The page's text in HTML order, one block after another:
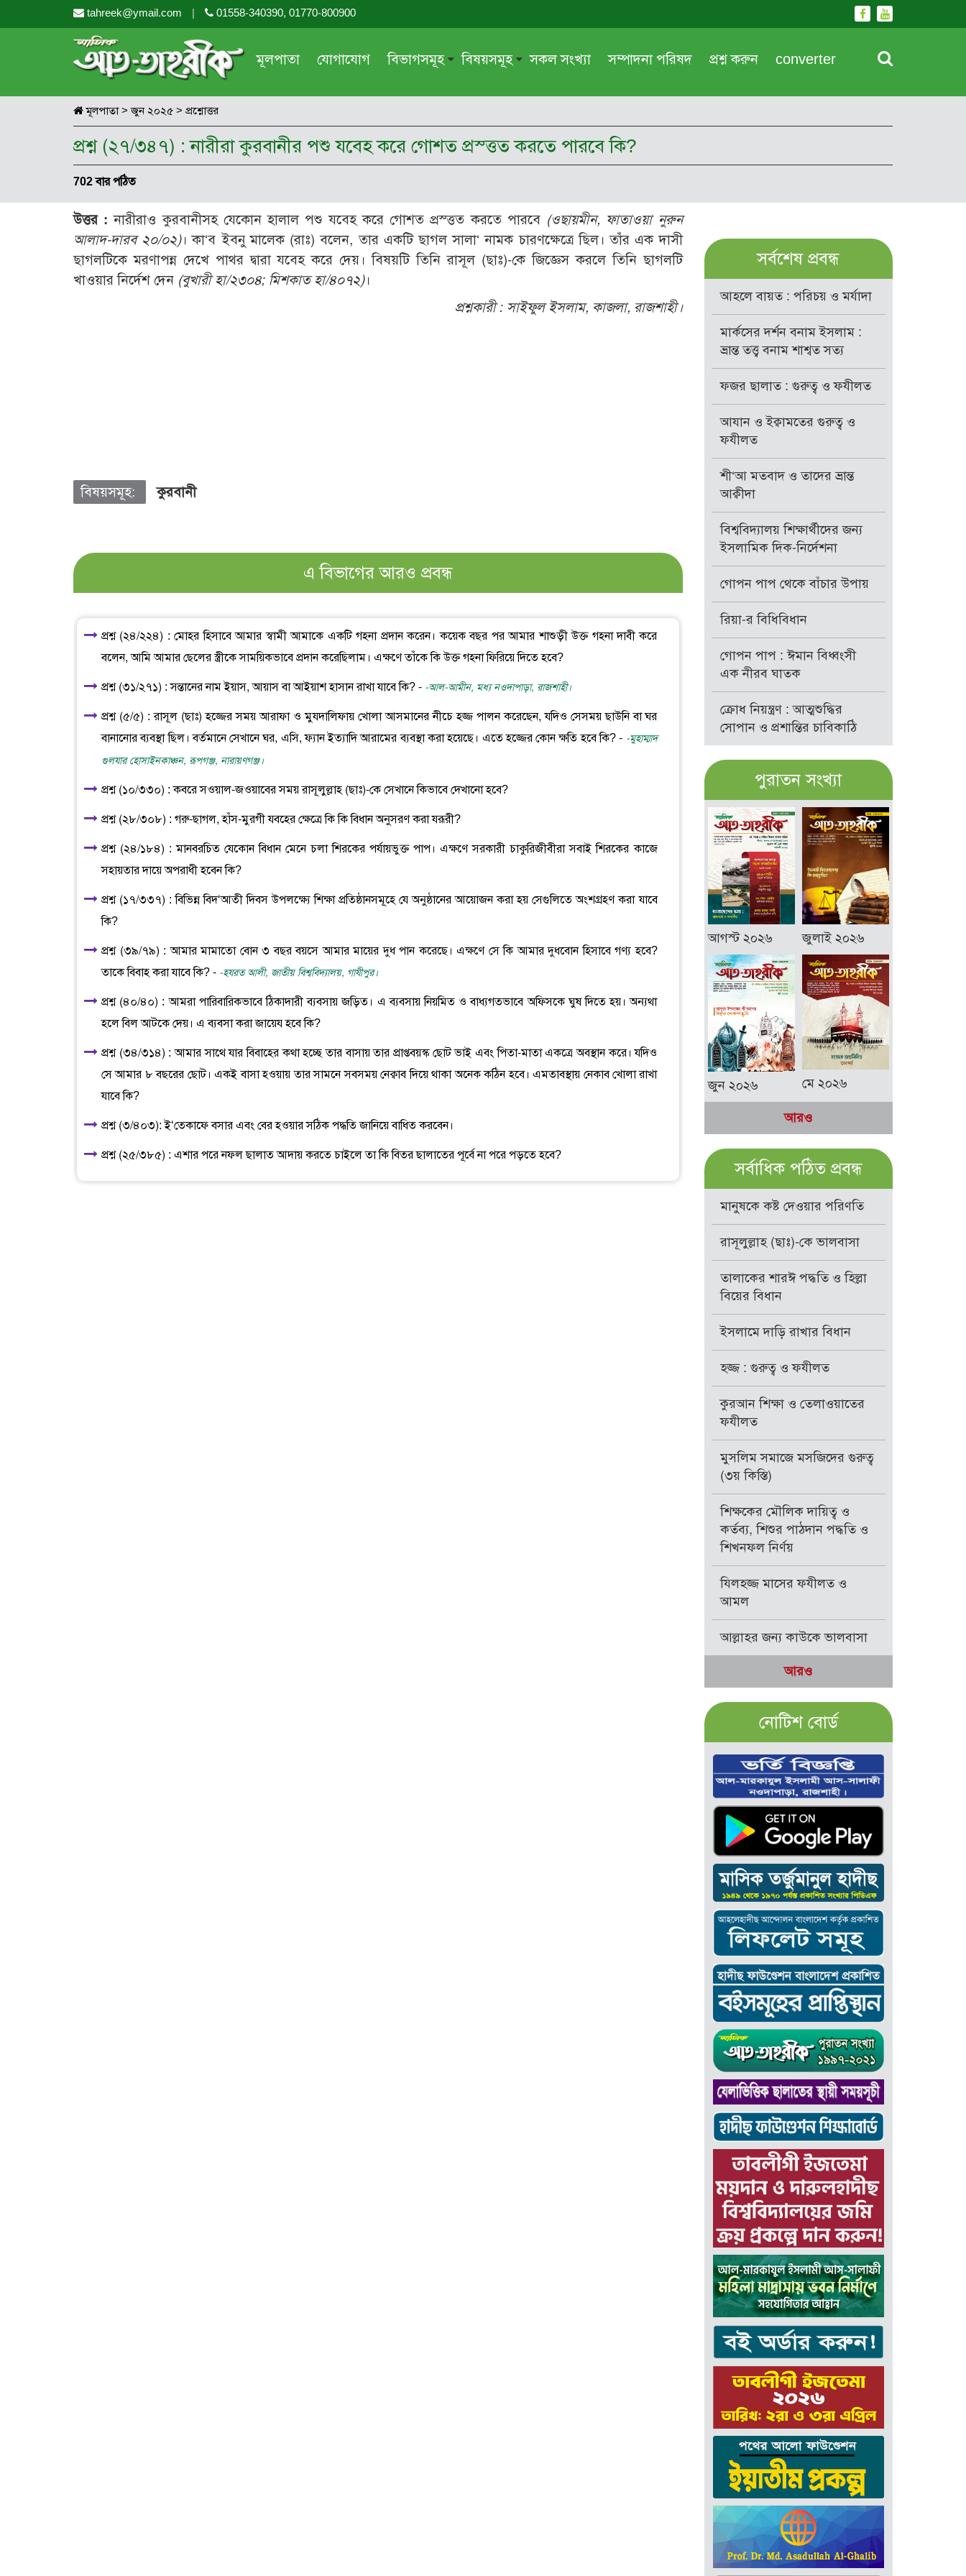
tahreek@ymail.com | 01558-340390, 01770-800900
মূলপাতা যোগাযোগ বিভাগসমূহ
দরসে কুরআন
সাময়িক প্রসঙ্গ
সময়ের ভাবনা
বিষয়সমূহ
শিক্ষা ও সংস্কৃতি
পরকাল
নীতি-নৈতিকতা
আরও
সকল সংখ্যা সম্পাদনা পরিষদ প্রশ্ন করুন converter
মূলপাতা> জুন ২০২৫ > প্রশ্নোত্তর
প্রশ্ন (২৭/৩৪৭) : নারীরা কুরবানীর পশু যবেহ করে গোশত প্রস্ত্তত করতে পারবে কি?
702 বার পঠিত
উত্তর :নারীরাও কুরবানীসহ যেকোন হালাল পশু যবেহ করে গোশত প্রস্ত্তত করতে পারবে (ওছায়মীন, ফাতাওয়া নুরুন
আলাদ-দারব ২০/০২)। কা‘ব ইবনু মালেক (রাঃ) বলেন, তার একটি ছাগল সালা‘ নামক চারণক্ষেত্রে ছিল। তাঁর এক দাসী
ছাগলটিকে মরণাপন্ন দেখে পাথর দ্বারা যবেহ করে দেয়। বিষয়টি তিনি রাসূল (ছাঃ)-কে জিজ্ঞেস করলে তিনি ছাগলটি
খাওয়ার নির্দেশ দেন (বুখারী হা/২৩০৪; মিশকাত হা/৪০৭২)।
প্রশ্নকারী : সাইফুল ইসলাম, কাজলা, রাজশাহী।
বিষয়সমূহ: কুরবানী
এ বিভাগের আরও প্রবন্ধ
প্রশ্ন (২৪/২২৪) : মোহর হিসাবে আমার স্বামী আমাকে একটি গহনা প্রদান করেন। কয়েক বছর পর আমার শাশুড়ী উক্ত গহনা দাবী করে
বলেন, আমি আমার ছেলের স্ত্রীকে সাময়িকভাবে প্রদান করেছিলাম। এক্ষণে তাঁকে কি উক্ত গহনা ফিরিয়ে দিতে হবে?
প্রশ্ন (৩১/২৭১) : সন্তানের নাম ইয়াস, আয়াস বা আইয়াশ হাসান রাখা যাবে কি? - -আল-আমীন, মধ্য নওদাপাড়া, রাজশাহী।
প্রশ্ন (৫/৫) : রাসূল (ছাঃ) হজ্জের সময় আরাফা ও মুযদালিফায় খোলা আসমানের নীচে হজ্জ পালন করেছেন, যদিও সেসময় ছাউনি বা ঘর
বানানোর ব্যবস্থা ছিল। বর্তমানে সেখানে ঘর, এসি, ফ্যান ইত্যাদি আরামের ব্যবস্থা করা হয়েছে। এতে হজ্জের কোন ক্ষতি হবে কি? - -মুহাম্মাদ
গুলযার হোসাইনকাঞ্চন, রূপগঞ্জ, নারায়ণগঞ্জ।
প্রশ্ন (১০/৩৩০) : কবরে সওয়াল-জওয়াবের সময় রাসূলুল্লাহ (ছাঃ)-কে সেখানে কিভাবে দেখানো হবে?
প্রশ্ন (২৮/৩০৮) : গরু-ছাগল, হাঁস-মুরগী যবহের ক্ষেত্রে কি কি বিধান অনুসরণ করা যরূরী?
প্রশ্ন (২৪/১৮৪) : মানবরচিত যেকোন বিধান মেনে চলা শিরকের পর্যায়ভুক্ত পাপ। এক্ষণে সরকারী চাকুরিজীবীরা সবাই শিরকের কাজে
সহায়তার দায়ে অপরাধী হবেন কি?
প্রশ্ন (১৭/৩৩৭) : বিভিন্ন বিদ‘আতী দিবস উপলক্ষ্যে শিক্ষা প্রতিষ্ঠানসমূহে যে অনুষ্ঠানের আয়োজন করা হয় সেগুলিতে অংশগ্রহণ করা যাবে
কি?
প্রশ্ন (৩৯/৭৯) : আমার মামাতো বোন ৩ বছর বয়সে আমার মায়ের দুধ পান করেছে। এক্ষণে সে কি আমার দুধবোন হিসাবে গণ্য হবে?
তাকে বিবাহ করা যাবে কি? - -হযরত আলী, জাতীয় বিশ্ববিদ্যালয়, গাযীপুর।
প্রশ্ন (৪০/৪০) : আমরা পারিবারিকভাবে ঠিকাদারী ব্যবসায় জড়িত। এ ব্যবসায় নিয়মিত ও বাধ্যগতভাবে অফিসকে ঘুষ দিতে হয়। অন্যথা
হলে বিল আটকে দেয়। এ ব্যবসা করা জায়েয হবে কি?
প্রশ্ন (৩৪/৩১৪) : আমার সাথে যার বিবাহের কথা হচ্ছে তার বাসায় তার প্রাপ্তবয়স্ক ছোট ভাই এবং পিতা-মাতা একত্রে অবস্থান করে। যদিও
সে আমার ৮ বছরের ছোট। একই বাসা হওয়ায় তার সামনে সবসময় নেক্বাব দিয়ে থাকা অনেক কঠিন হবে। এমতাবস্থায় নেকাব খোলা রাখা
যাবে কি?
প্রশ্ন (৩/৪০৩): ই‘তেকাফে বসার এবং বের হওয়ার সঠিক পদ্ধতি জানিয়ে বাধিত করবেন।
প্রশ্ন (২৫/৩৮৫) : এশার পরে নফল ছালাত আদায় করতে চাইলে তা কি বিতর ছালাতের পূর্বে না পরে পড়তে হবে?
সর্বশেষ প্রবন্ধ
আহলে বায়ত : পরিচয় ও মর্যাদা
মার্কসের দর্শন বনাম ইসলাম :
ভ্রান্ত তত্ত্ব বনাম শাশ্বত সত্য
ফজর ছালাত : গুরুত্ব ও ফযীলত
আযান ও ইক্বামতের গুরুত্ব ও
ফযীলত
শী‘আ মতবাদ ও তাদের ভ্রান্ত
আক্বীদা
বিশ্ববিদ্যালয় শিক্ষার্থীদের জন্য
ইসলামিক দিক-নির্দেশনা
গোপন পাপ থেকে বাঁচার উপায়
রিয়া-র বিধিবিধান
গোপন পাপ : ঈমান বিধ্বংসী
এক নীরব ঘাতক
ক্রোধ নিয়ন্ত্রণ : আত্মশুদ্ধির
সোপান ও প্রশান্তির চাবিকাঠি
পুরাতন সংখ্যা
আগস্ট ২০২৬ জুলাই ২০২৬
জুন ২০২৬ মে ২০২৬
আরও
সর্বাধিক পঠিত প্রবন্ধ
মানুষকে কষ্ট দেওয়ার পরিণতি
রাসূলুল্লাহ (ছাঃ)-কে ভালবাসা
তালাকের শারঈ পদ্ধতি ও হিল্লা
বিয়ের বিধান
ইসলামে দাড়ি রাখার বিধান
হজ্জ : গুরুত্ব ও ফযীলত
কুরআন শিক্ষা ও তেলাওয়াতের
ফযীলত
মুসলিম সমাজে মসজিদের গুরুত্ব
(৩য় কিস্তি)
শিক্ষকের মৌলিক দায়িত্ব ও
কর্তব্য, শিশুর পাঠদান পদ্ধতি ও
শিখনফল নির্ণয়
যিলহজ্জ মাসের ফযীলত ও
আমল
আল্লাহর জন্য কাউকে ভালবাসা
আরও
নোটিশ বোর্ড